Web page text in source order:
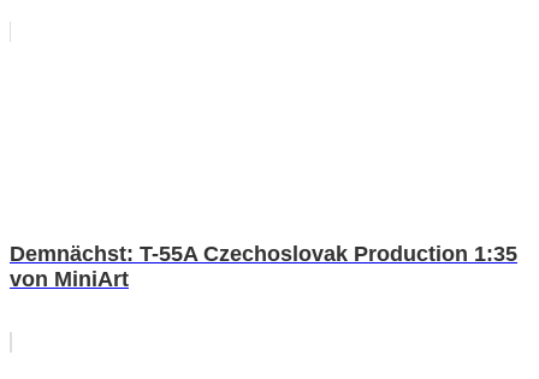
Demnächst: T-55A Czechoslovak Production 1:35
von MiniArt